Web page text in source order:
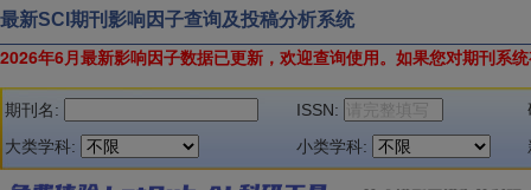
最新SCI期刊影响因子查询及投稿分析系统
2026年6月最新影响因子数据已更新，欢迎查询使用。 如果您对期刊系
期刊名: ISSN:
大类学科:
小类学科: